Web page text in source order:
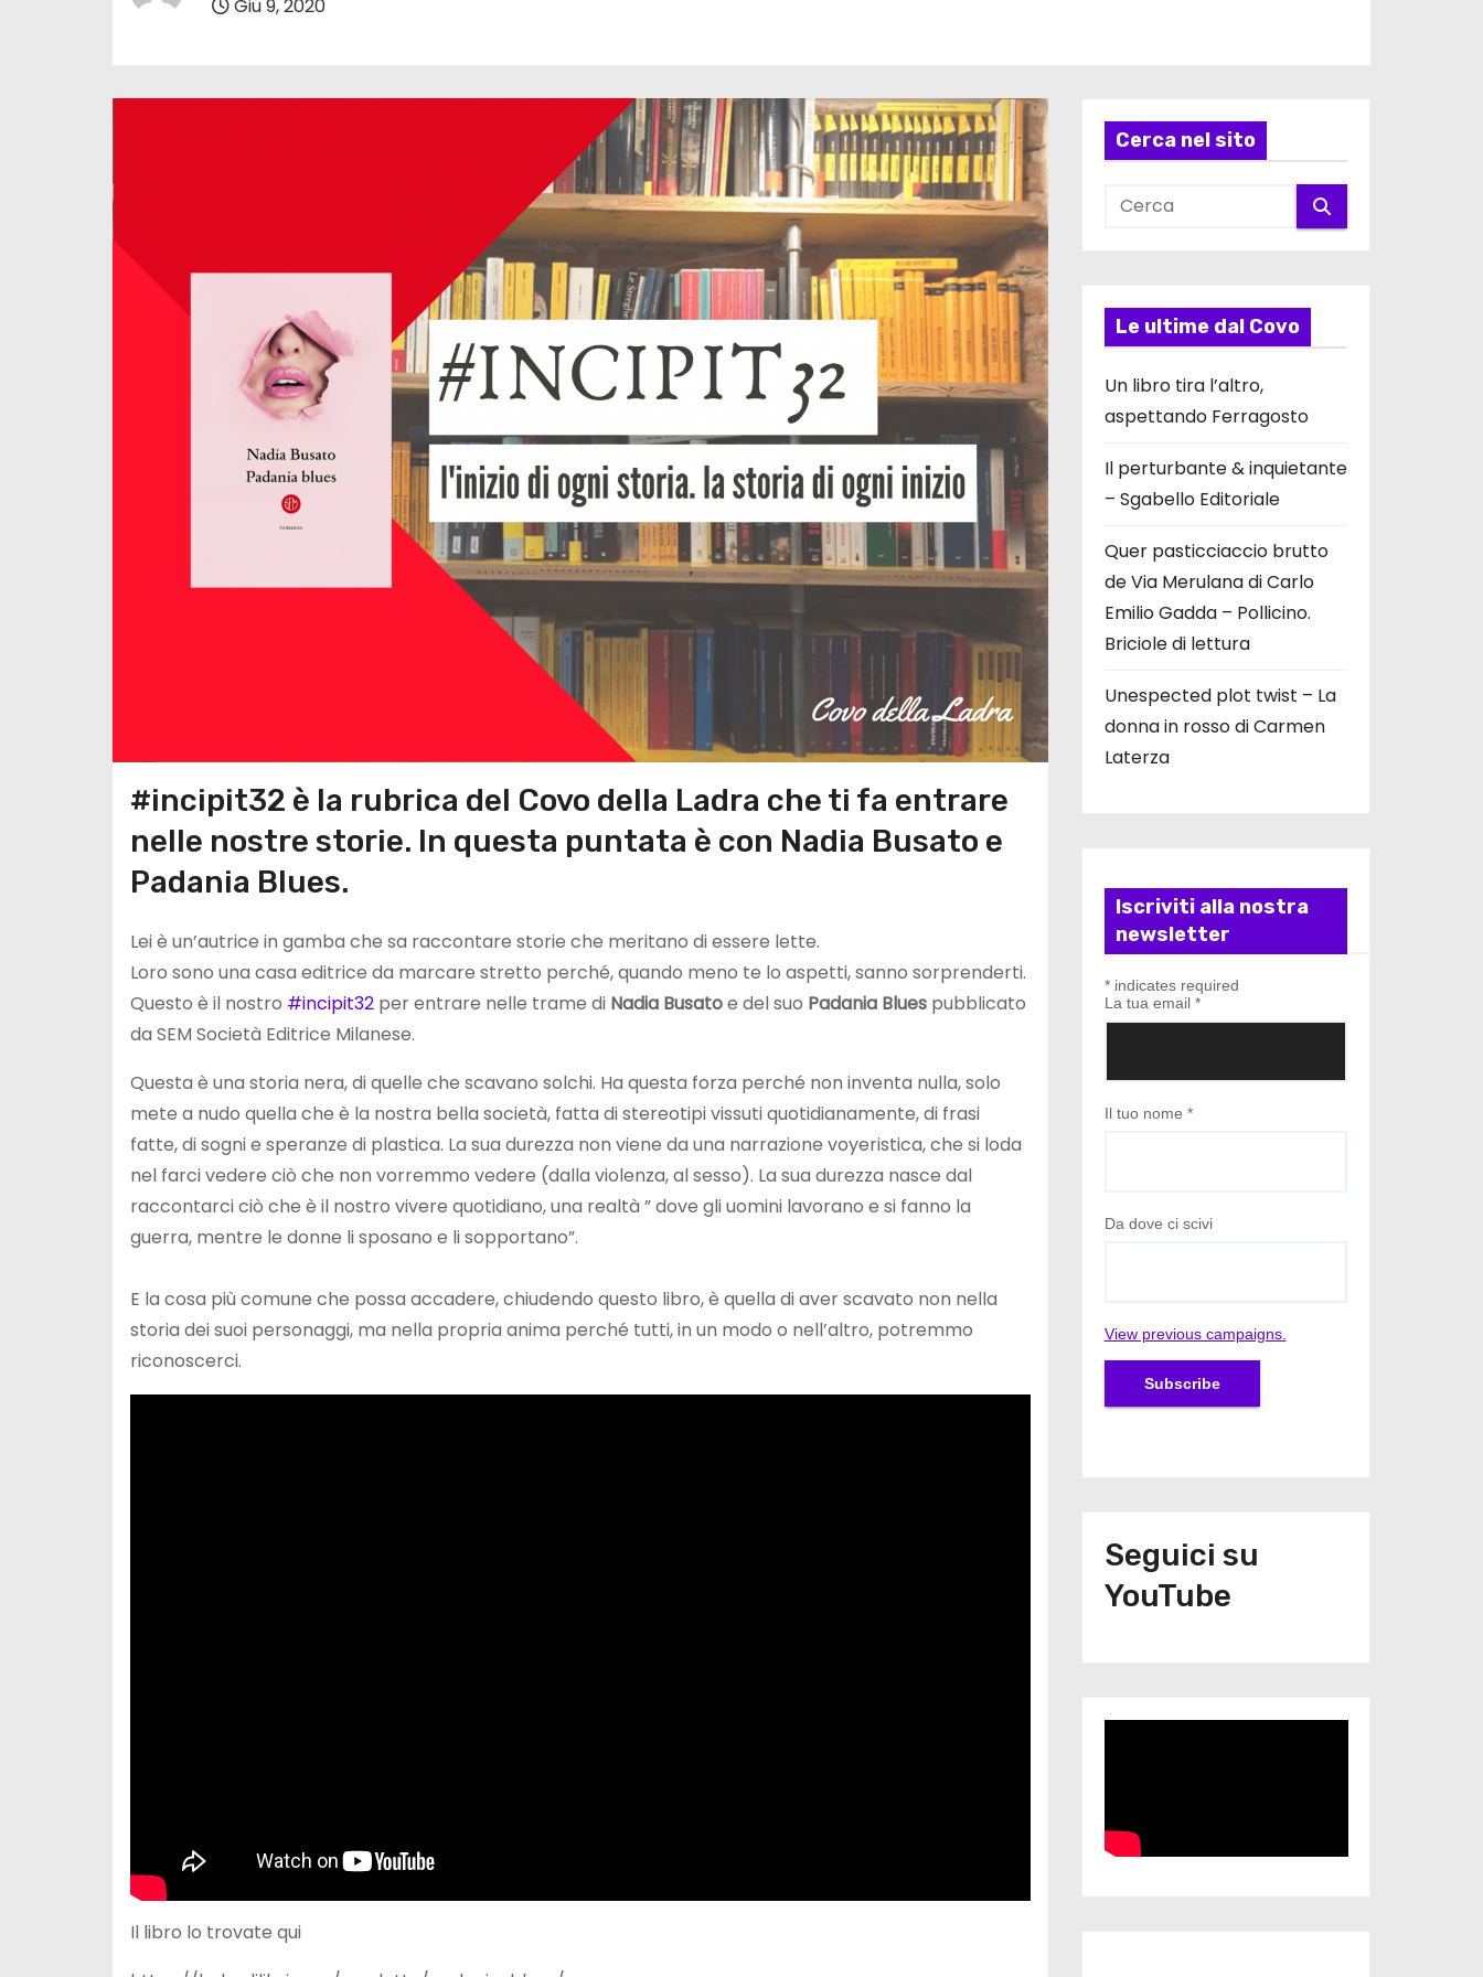
Giu 9, 2020
#incipit32 è la rubrica del Covo della Ladra che ti fa entrare
nelle nostre storie. In questa puntata è con Nadia Busato e
Padania Blues.
Lei è un’autrice in gamba che sa raccontare storie che meritano di essere lette.
Loro sono una casa editrice da marcare stretto perché, quando meno te lo aspetti, sanno sorprenderti.
Questo è il nostro #incipit32 per entrare nelle trame di Nadia Busatoe del suo Padania Blues pubblicato
da SEM Società Editrice Milanese.
Questa è una storia nera, di quelle che scavano solchi. Ha questa forza perché non inventa nulla, solo
mete a nudo quella che è la nostra bella società, fatta di stereotipi vissuti quotidianamente, di frasi
fatte, di sogni e speranze di plastica. La sua durezza non viene da una narrazione voyeristica, che si loda
nel farci vedere ciò che non vorremmo vedere (dalla violenza, al sesso). La sua durezza nasce dal
raccontarci ciò che è il nostro vivere quotidiano, una realtà ” dove gli uomini lavorano e si fanno la
guerra, mentre le donne li sposano e li sopportano”.
E la cosa più comune che possa accadere, chiudendo questo libro, è quella di aver scavato non nella
storia dei suoi personaggi, ma nella propria anima perché tutti, in un modo o nell’altro, potremmo
riconoscerci.
Il libro lo trovate qui
Cerca nel sito
Le ultime dal Covo
Un libro tira l’altro,
aspettando Ferragosto
Il perturbante & inquietante
– Sgabello Editoriale
Quer pasticciaccio brutto
de Via Merulana di Carlo
Emilio Gadda – Pollicino.
Briciole di lettura
Unespected plot twist – La
donna in rosso di Carmen
Laterza
Iscriviti alla nostra
newsletter
*indicates required
La tua email *
Il tuo nome *
Da dove ci scivi
View previous campaigns.
Seguici su
YouTube